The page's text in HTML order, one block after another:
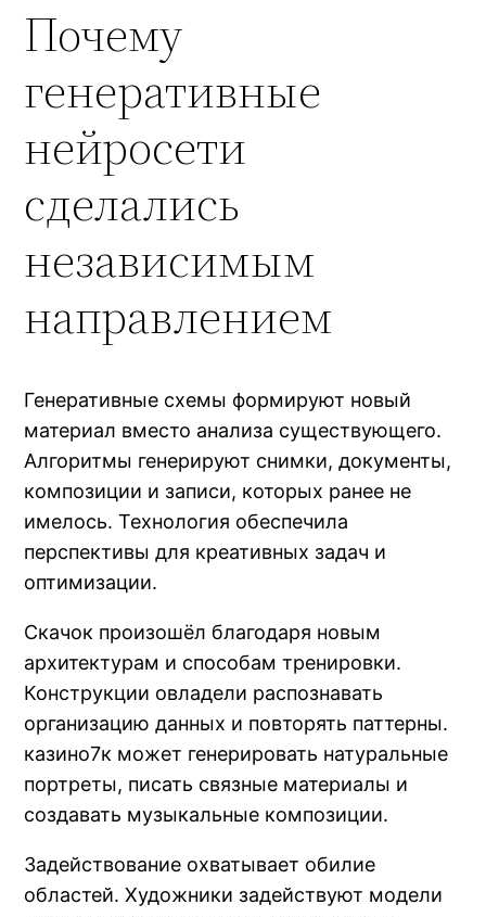
Почему
генеративные
нейросети
сделались
независимым
направлением
Генеративные схемы формируют новый
материал вместо анализа существующего.
Алгоритмы генерируют снимки, документы,
композиции и записи, которых ранее не
имелось. Технология обеспечила
перспективы для креативных задач и
оптимизации.
Скачок произошёл благодаря новым
архитектурам и способам тренировки.
Конструкции овладели распознавать
организацию данных и повторять паттерны.
казино7к может генерировать натуральные
портреты, писать связные материалы и
создавать музыкальные композиции.
Задействование охватывает обилие
областей. Художники задействуют модели